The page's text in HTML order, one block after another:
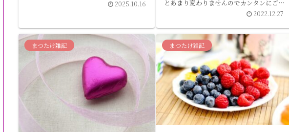
なワーホリ生活を語ります。
2025.10.16
とあまり変わりませんのでカンタンにご報
告すると 体重65kg → 56.2kg (-8.8kg) 血
圧 125/89 (この記事を書く直前） こんな
感じでまだまだ継続しておりますので一緒
にお酒離れ頑張っていきましょう！
2022.12.27
まつたけ雑記 まつたけ雑記